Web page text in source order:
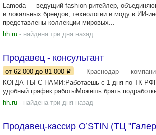
Lamoda — ведущий fashion-ритейлер,
и локальных брендов, технологии и моду в ИИ-
представлены коллекции мировых...
hh.ru - найдена три дня назад
Продавец - консультант
от 62 000 до 81 000 Краснодар
КОГДА ТЫ С НАМИ:Работаешь с 1 дня по ТК
удобный график работыМожешь брать
hh.ru - найдена три дня назад
Продавец-кассир O’STIN (ТЦ